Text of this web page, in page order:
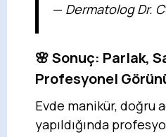
— Dermatolog Dr.
🌸 Sonuç: Parlak,
Profesyonel
Evde manikür, doğru
yapıldığında